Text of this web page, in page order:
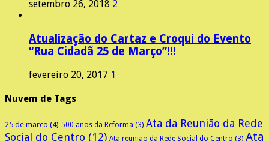
setembro 26, 2018 2
Atualização do Cartaz e Croqui do Evento
“Rua Cidadã 25 de Março”!!!
fevereiro 20, 2017 1
Nuvem de Tags
25 de marco (4) 500 anos da Reforma (3) Ata da Reunião da Rede
Social do Centro (12) Ata reunião da Rede Social do Centro (3) Ata